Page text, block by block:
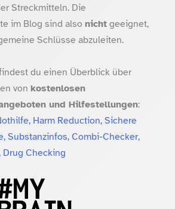
Streckmitteln. Die
im Blog sind also nichtgeeignet,
Schlüsse abzuleiten.
du einen Überblick über
von kostenlosen
und Hilfestellungen:
Harm Reduction, Sichere
Substanzinfos, Combi-Checker,
Drug Checking